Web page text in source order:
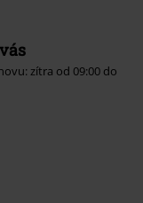
zítra od 09:00 do